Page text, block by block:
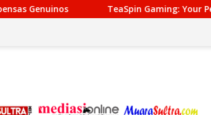
TeaSpin Gaming: Your Personal Gateway to